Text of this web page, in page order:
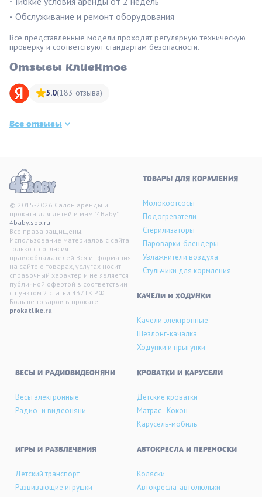
- Обслуживание и ремонт оборудования
Все представленные модели проходят регулярную техническую
проверку и соответствуют стандартам безопасности.
Отзывы клиентов
5.0(183 отзыва)
Все отзывы
© 2015-2026 Салон аренды и
проката для детей и мам "4Baby"
4baby.spb.ru
Все права защищены.
Использование материалов с сайта
только с согласия
правообладателей Вся информация
на сайте о товарах, услугах носит
справочный характер и не является
публичной офертой в соответствии
с пунктом 2 статьи 437 ГК РФ. .
Больше товаров в прокате
prokatlike.ru
ТОВАРЫ ДЛЯ КОРМЛЕНИЯ
Молокоотсосы
Подогреватели
Стерилизаторы
Пароварки-блендеры
Увлажнители воздуха
Стульчики для кормления
KАЧЕЛИ И ХОДУНКИ
Качели электронные
Шезлонг-качалка
Ходунки и прыгунки
ВЕСЫ И РАДИОВИДЕОНЯНИ
Весы электронные
Радио- и видеоняни
КРОВАТКИ И КАРУСЕЛИ
Детские кроватки
Матрас - Кокон
Карусель-мобиль
ИГРЫ И РАЗВЛЕЧЕНИЯ
Детский транспорт
Развивающие игрушки
АВТОКРЕСЛА И ПЕРЕНОСКИ
Коляски
Автокресла-автолюльки